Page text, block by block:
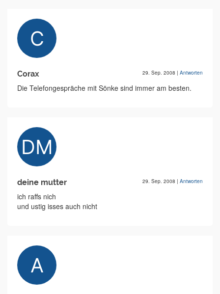
Corax 29. Sep. 2008 | Antworten
Die Telefongespräche mit Sönke sind immer am besten.
deine mutter 29. Sep. 2008 | Antworten
ich raffs nich
und ustig isses auch nicht